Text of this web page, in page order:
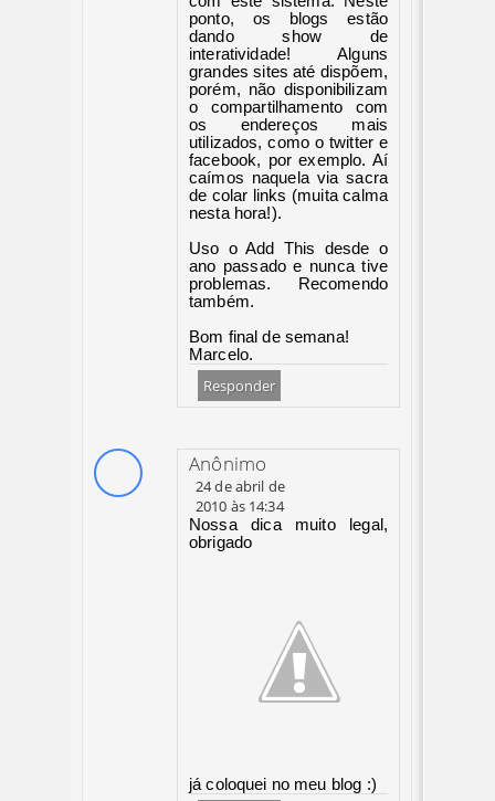
ponto, os blogs estão
dando show de
interatividade! Alguns
grandes sites até dispõem,
porém, não disponibilizam
o compartilhamento com
os endereços mais
utilizados, como o twitter e
facebook, por exemplo. Aí
caímos naquela via sacra
de colar links (muita calma
nesta hora!).
Uso o Add This desde o
ano passado e nunca tive
problemas. Recomendo
também.
Bom final de semana!
Marcelo.
Responder
Anônimo
24 de abril de
2010 às 14:34
Nossa dica muito legal,
obrigado
já coloquei no meu blog :)